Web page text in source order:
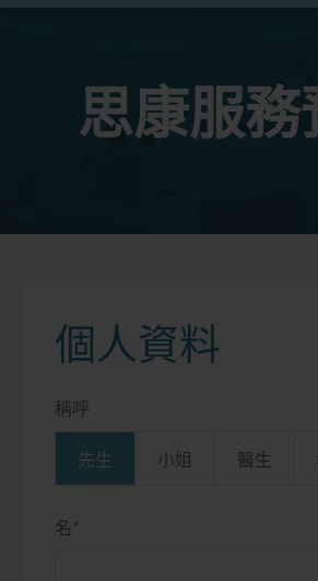
思康服務
個人資料
稱呼
先生 小姐 醫生
名 *